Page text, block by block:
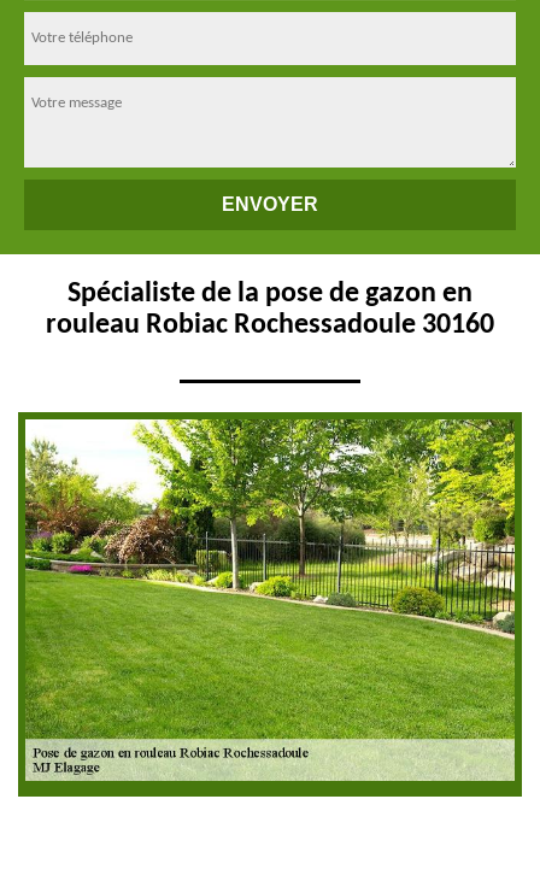
Spécialiste de la pose de gazon en
rouleau Robiac Rochessadoule 30160